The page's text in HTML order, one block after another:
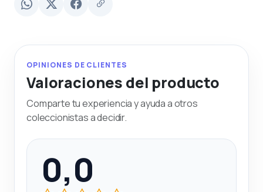
OPINIONES DE CLIENTES
Valoraciones del producto
Comparte tu experiencia y ayuda a otros
coleccionistas a decidir.
0,0